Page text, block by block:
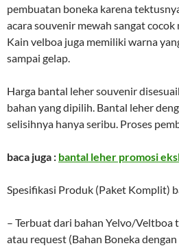
pembuatan boneka karena
acara souvenir mewah sangat
Kain velboa juga memiliki warna
sampai gelap.
Harga bantal leher souvenir
bahan yang dipilih. Bantal leher
selisihnya hanya seribu. Proses
baca juga : bantal leher promosi
Spesifikasi Produk (Paket Komplit)
– Terbuat dari bahan Yelvo/Veltboa
atau request (Bahan Boneka